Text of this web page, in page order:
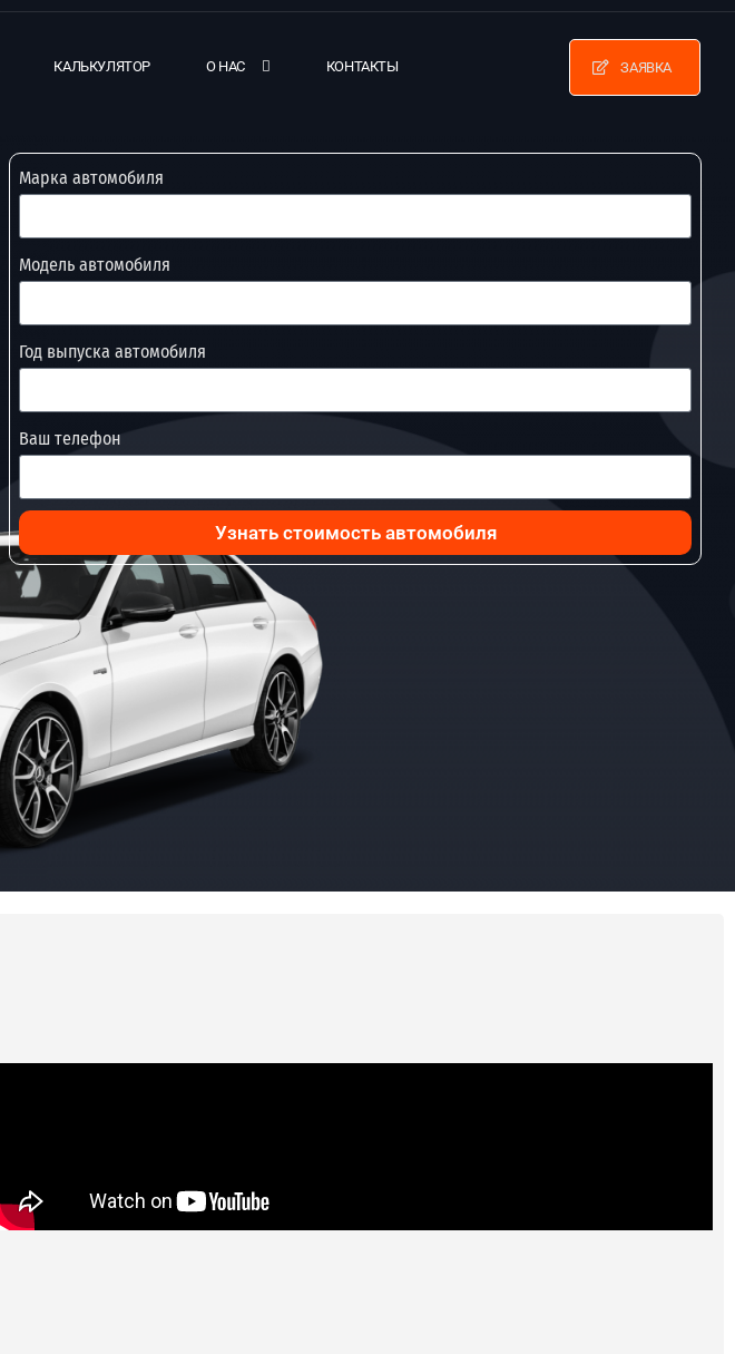
КАЛЬКУЛЯТОР О НАС КОНТАКТЫ ЗАЯВКА
Марка автомобиля
Модель автомобиля
Год выпуска автомобиля
Ваш телефон
Узнать стоимость автомобиля